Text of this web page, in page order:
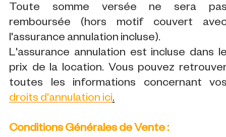
Toute somme versée ne sera
remboursée (hors motif couvert
l'assurance annulation incluse).
L'assurance annulation est incluse dans
prix de la location. Vous pouvez
toutes les informations concernant
droits d'annulation ici.
Conditions Générales de Vente :